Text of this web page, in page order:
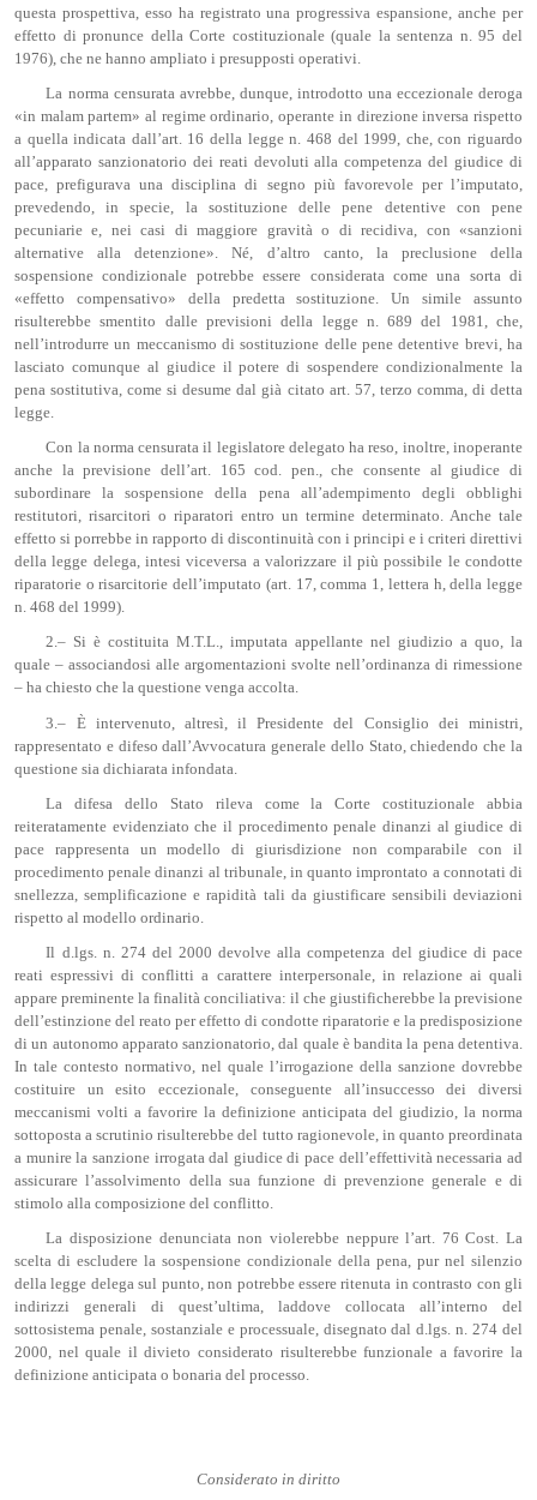
questa prospettiva, esso ha registrato una progressiva espansione, anche per
effetto di pronunce della Corte costituzionale (quale la sentenza n. 95 del
1976), che ne hanno ampliato i presupposti operativi.
La norma censurata avrebbe, dunque, introdotto una eccezionale deroga
«in malam partem» al regime ordinario, operante in direzione inversa rispetto
a quella indicata dall’art. 16 della legge n. 468 del 1999, che, con riguardo
all’apparato sanzionatorio dei reati devoluti alla competenza del giudice di
pace, prefigurava una disciplina di segno più favorevole per l’imputato,
prevedendo, in specie, la sostituzione delle pene detentive con pene
pecuniarie e, nei casi di maggiore gravità o di recidiva, con «sanzioni
alternative alla detenzione». Né, d’altro canto, la preclusione della
sospensione condizionale potrebbe essere considerata come una sorta di
«effetto compensativo» della predetta sostituzione. Un simile assunto
risulterebbe smentito dalle previsioni della legge n. 689 del 1981, che,
nell’introdurre un meccanismo di sostituzione delle pene detentive brevi, ha
lasciato comunque al giudice il potere di sospendere condizionalmente la
pena sostitutiva, come si desume dal già citato art. 57, terzo comma, di detta
legge.
Con la norma censurata il legislatore delegato ha reso, inoltre, inoperante
anche la previsione dell’art. 165 cod. pen., che consente al giudice di
subordinare la sospensione della pena all’adempimento degli obblighi
restitutori, risarcitori o riparatori entro un termine determinato. Anche tale
effetto si porrebbe in rapporto di discontinuità con i principi e i criteri direttivi
della legge delega, intesi viceversa a valorizzare il più possibile le condotte
riparatorie o risarcitorie dell’imputato (art. 17, comma 1, lettera h, della legge
n. 468 del 1999).
2.– Si è costituita M.T.L., imputata appellante nel giudizio a quo, la
quale – associandosi alle argomentazioni svolte nell’ordinanza di rimessione
– ha chiesto che la questione venga accolta.
3.– È intervenuto, altresì, il Presidente del Consiglio dei ministri,
rappresentato e difeso dall’Avvocatura generale dello Stato, chiedendo che la
questione sia dichiarata infondata.
La difesa dello Stato rileva come la Corte costituzionale abbia
reiteratamente evidenziato che il procedimento penale dinanzi al giudice di
pace rappresenta un modello di giurisdizione non comparabile con il
procedimento penale dinanzi al tribunale, in quanto improntato a connotati di
snellezza, semplificazione e rapidità tali da giustificare sensibili deviazioni
rispetto al modello ordinario.
Il d.lgs. n. 274 del 2000 devolve alla competenza del giudice di pace
reati espressivi di conflitti a carattere interpersonale, in relazione ai quali
appare preminente la finalità conciliativa: il che giustificherebbe la previsione
dell’estinzione del reato per effetto di condotte riparatorie e la predisposizione
di un autonomo apparato sanzionatorio, dal quale è bandita la pena detentiva.
In tale contesto normativo, nel quale l’irrogazione della sanzione dovrebbe
costituire un esito eccezionale, conseguente all’insuccesso dei diversi
meccanismi volti a favorire la definizione anticipata del giudizio, la norma
sottoposta a scrutinio risulterebbe del tutto ragionevole, in quanto preordinata
a munire la sanzione irrogata dal giudice di pace dell’effettività necessaria ad
assicurare l’assolvimento della sua funzione di prevenzione generale e di
stimolo alla composizione del conflitto.
La disposizione denunciata non violerebbe neppure l’art. 76 Cost. La
scelta di escludere la sospensione condizionale della pena, pur nel silenzio
della legge delega sul punto, non potrebbe essere ritenuta in contrasto con gli
indirizzi generali di quest’ultima, laddove collocata all’interno del
sottosistema penale, sostanziale e processuale, disegnato dal d.lgs. n. 274 del
2000, nel quale il divieto considerato risulterebbe funzionale a favorire la
definizione anticipata o bonaria del processo.
Considerato in diritto